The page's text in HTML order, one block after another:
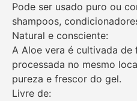
Pode ser usado puro ou
shampoos,
Natural e consciente:
A Aloe vera é cultivada de
processada no mesmo
pureza e frescor do gel.
Livre de: